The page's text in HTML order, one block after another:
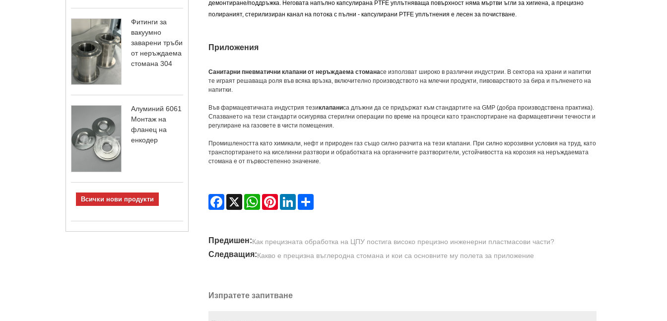
Фитинги за
вакуумно
заварени тръби
от неръждаема
стомана 304
Алуминий 6061
Монтаж на
фланец на
енкодер
Всички нови продукти
демонтиране/поддръжка. Неговата напълно капсулирана PTFE уплътняваща повърхност няма мъртви ъгли за хигиена, а прецизно
полираният, стерилизиран канал на потока с пълни - капсулирани PTFE уплътнения е лесен за почистване.
Приложения
Санитарни пневматични клапани от неръждаема стоманасе използват широко в различни индустрии. В сектора на храни и напитки
те играят решаваща роля във всяка връзка, включително производството на млечни продукти, пивоварството за бира и пълненето на
напитки.
Във фармацевтичната индустрия тезиклапаниса длъжни да се придържат към стандартите на GMP (добра производствена практика).
Спазването на тези стандарти осигурява стерилни операции по време на процеси като транспортиране на фармацевтични течности и
регулиране на газовете в чисти помещения.
Промишлеността като химикали, нефт и природен газ също силно разчита на тези клапани. При силно корозивни условия на труд, като
транспортирането на киселинни разтвори и обработката на органичните разтворители, устойчивостта на корозия на неръждаемата
стомана е от първостепенно значение.
Facebook
X WhatsAppPinterestLinkedInShare
Предишен:Как прецизната обработка на ЦПУ постига високо прецизно инженерни пластмасови части?
Следващия:Какво е прецизна въглеродна стомана и кои са основните му полета за приложение
Изпратете запитване